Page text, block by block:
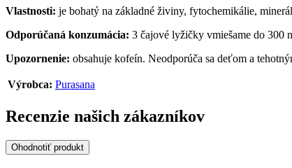
Vlastnosti: je bohatý na základné živiny, fytochemikálie,
Odporúčaná konzumácia: 3 čajové lyžičky vmiešame do 300
Upozornenie: obsahuje kofeín. Neodporúča sa deťom a
Výrobca: Purasana
Recenzie našich zákazníkov
Ohodnotiť produkt